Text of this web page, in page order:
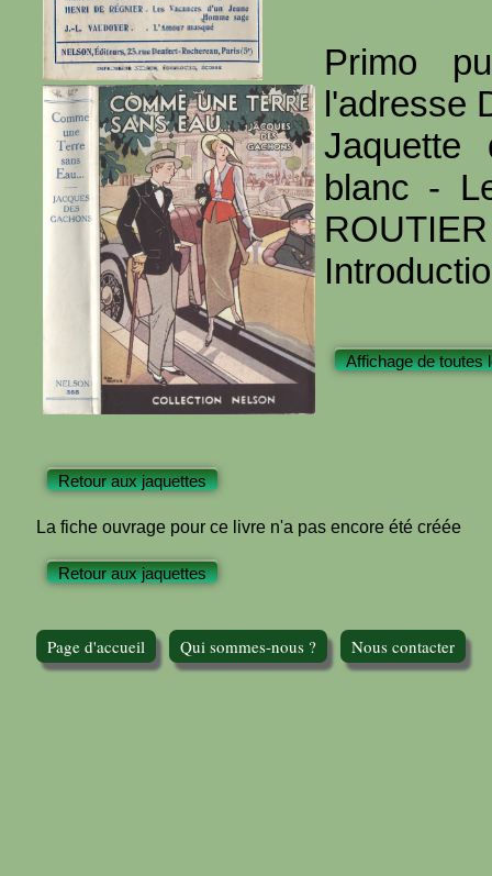
Primo
l'adresse
blanc -
Affichage de toutes
Retour aux jaquettes
La fiche ouvrage pour ce livre n'a pas encore été créée
Retour aux jaquettes
Page d'accueil Qui sommes-nous ? Nous contacter